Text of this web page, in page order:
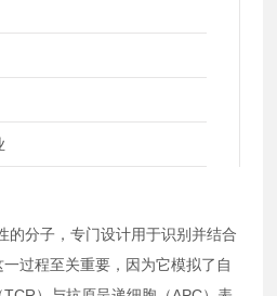
的分子，专门设计用于识别并结合
过程至关重要，因为它模拟了自